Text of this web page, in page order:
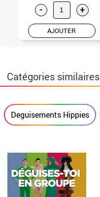
- +
AJOUTER
Catégories similaires
Deguisements Hippies